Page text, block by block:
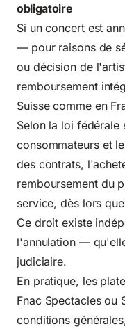
obligatoire
Si un concert est
— pour raisons de
ou décision de
remboursement
Suisse comme en
Selon la loi fédérale
consommateurset
des contrats,
remboursement du
service, dès lors
Ce droit existe
l'annulation —
judiciaire.
En pratique, les
Fnac Spectacles ou
conditions